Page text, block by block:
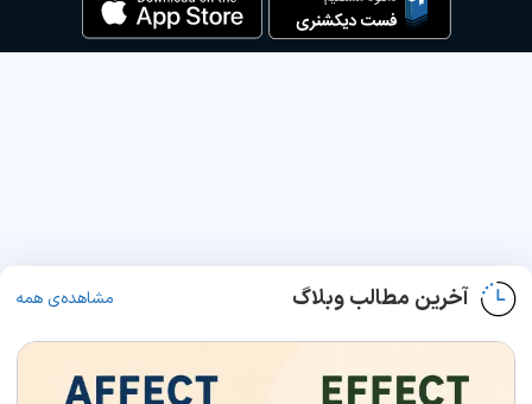
آخرین مطالب وبلاگ مشاهده‌ی همه